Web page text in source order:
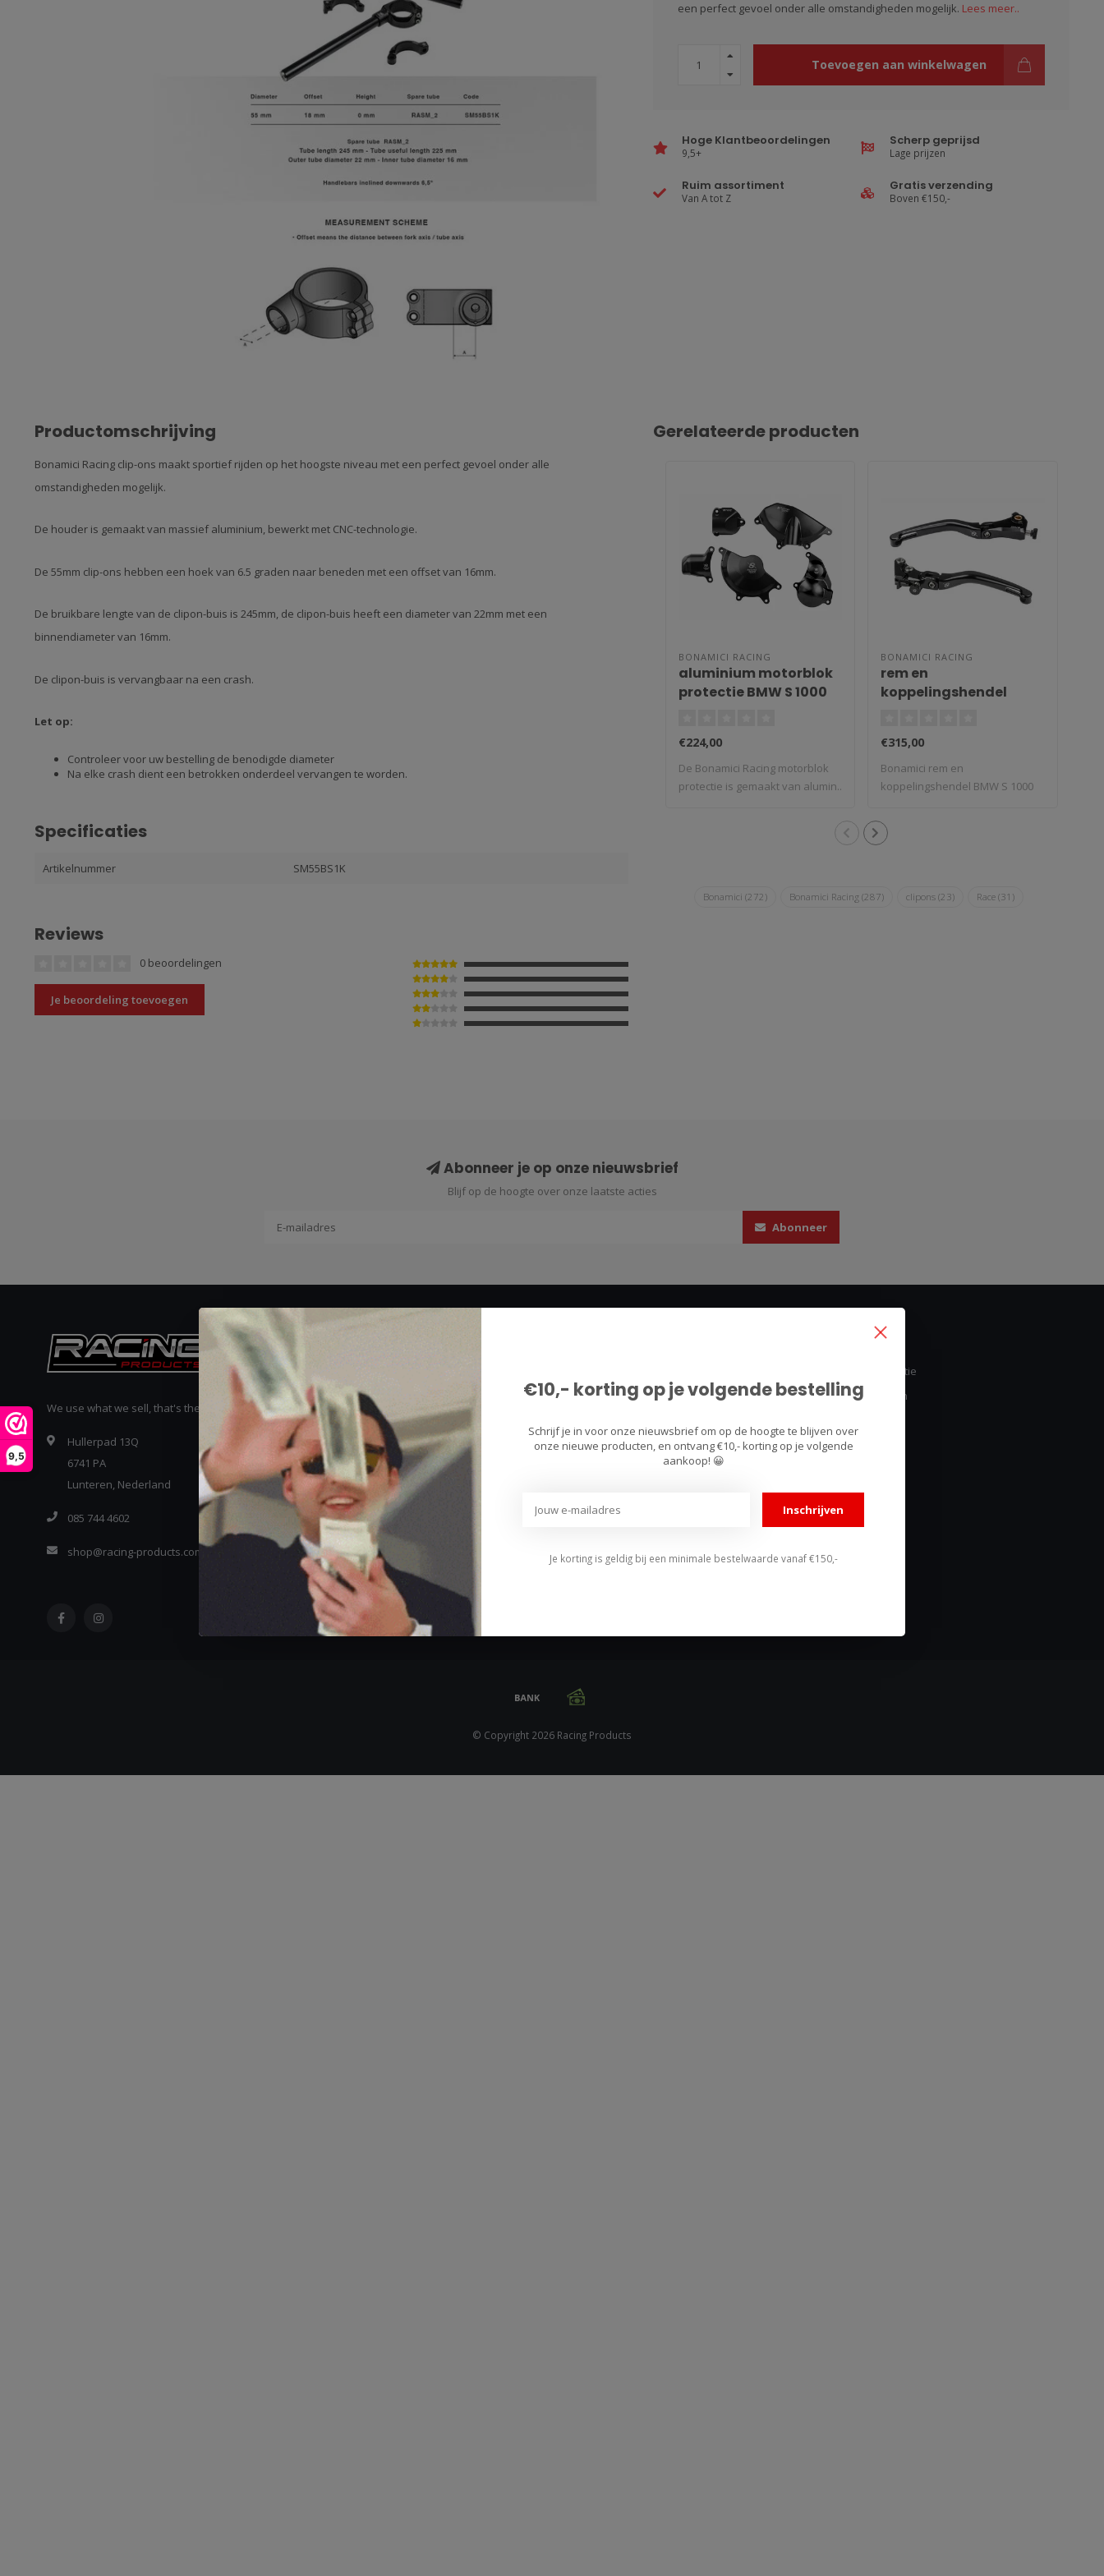
9,5
een perfect gevoel onder alle omstandigheden mogelijk. Lees meer..
Toevoegen aan winkelwagen
Hoge Klantbeoordelingen
9,5+
Scherp geprijsd
Lage prijzen
Ruim assortiment
Van A tot Z
Gratis verzending
Boven €150,-
Productomschrijving
Bonamici Racing clip-ons maakt sportief rijden op het hoogste niveau met een perfect gevoel onder alle
omstandigheden mogelijk.
De houder is gemaakt van massief aluminium, bewerkt met CNC-technologie.
De 55mm clip-ons hebben een hoek van 6.5 graden naar beneden met een offset van 16mm.
De bruikbare lengte van de clipon-buis is 245mm, de clipon-buis heeft een diameter van 22mm met een
binnendiameter van 16mm.
De clipon-buis is vervangbaar na een crash.
Let op:
Controleer voor uw bestelling de benodigde diameter
Na elke crash dient een betrokken onderdeel vervangen te worden.
Specificaties
Artikelnummer SM55BS1K
Reviews
0 beoordelingen
Je beoordeling toevoegen
Gerelateerde producten
BONAMICI RACING
aluminium motorblok
protectie BMW S 1000
€224,00
De Bonamici Racing motorblok
protectie is gemaakt van alumin..
BONAMICI RACING
rem en
koppelingshendel
€315,00
Bonamici rem en
koppelingshendel BMW S 1000
Bonamici(272) Bonamici Racing(287) clipons(23) Race(31)
Abonneer je op onze nieuwsbrief
Blijf op de hoogte over onze laatste acties
Abonneer
We use what we sell, that's the difference!
Hullerpad 13Q
6741 PA
Lunteren, Nederland
085 744 4602
shop@racing-products.com
Reviews
Over ons
Betaalmethoden
Sitemap
Mijn account
Account informatie
Mijn bestellingen
Mijn verlanglijst
Alle producten
© Copyright 2026 Racing Products
€10,- korting op je volgende bestelling
Schrijf je in voor onze nieuwsbrief om op de hoogte te blijven over
onze nieuwe producten, en ontvang €10,- korting op je volgende
aankoop! 😀
Inschrijven
Je korting is geldig bij een minimale bestelwaarde vanaf €150,-